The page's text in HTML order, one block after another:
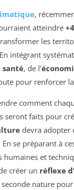
,
atteindre
les
intégrant
santé, de l’
pour renforcer
comment
seront faits pour
devra adopter
se préparant à
et
créer un réflexe
nature